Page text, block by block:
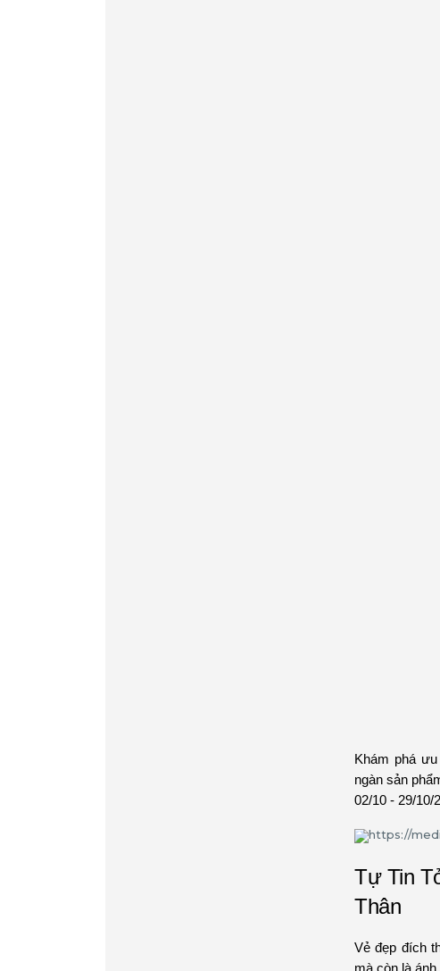
Khám phá
ngàn sản
02/10 - 29/10/
Tự Tin
Thân
Vẻ đẹp đích
mà còn là